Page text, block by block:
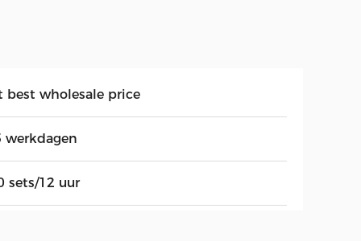
best wholesale price
werkdagen
sets/12 uur